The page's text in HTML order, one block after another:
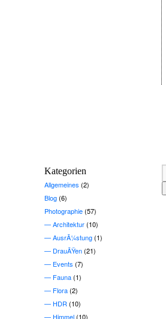
Kategorien
Allgemeines (2)
Blog(6)
Photographie(57)
Architektur(10)
AusrÃ¼stung(1)
DrauÃŸen(21)
Events (7)
Fauna(1)
Flora(2)
HDR (10)
Himmel(10)